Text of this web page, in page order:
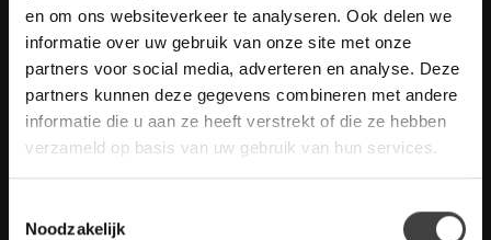
en om ons websiteverkeer te analyseren. Ook delen we
informatie over uw gebruik van onze site met onze
partners voor social media, adverteren en analyse. Deze
partners kunnen deze gegevens combineren met andere
informatie die u aan ze heeft verstrekt of die ze hebben
verzameld op basis van uw gebruik van hun services.
Noodzakelijk
Meer informatie
Heb je vragen over onze artikelen of jouw aankoop? Bekijk dan
de klantenservice pagina. Daar staan antwoorden op veel
gestelde vragen. Staat jouw vraag er niet tussen? Dan staat er
ook vermeld hoe je contact met ons kunt opnemen.
Klantenservice